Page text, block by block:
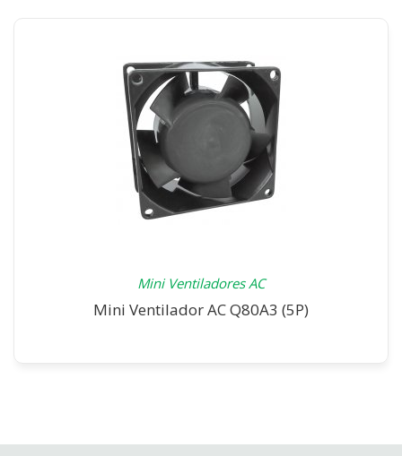
Mini Ventiladores AC
Mini Ventilador AC Q80A3 (5P)